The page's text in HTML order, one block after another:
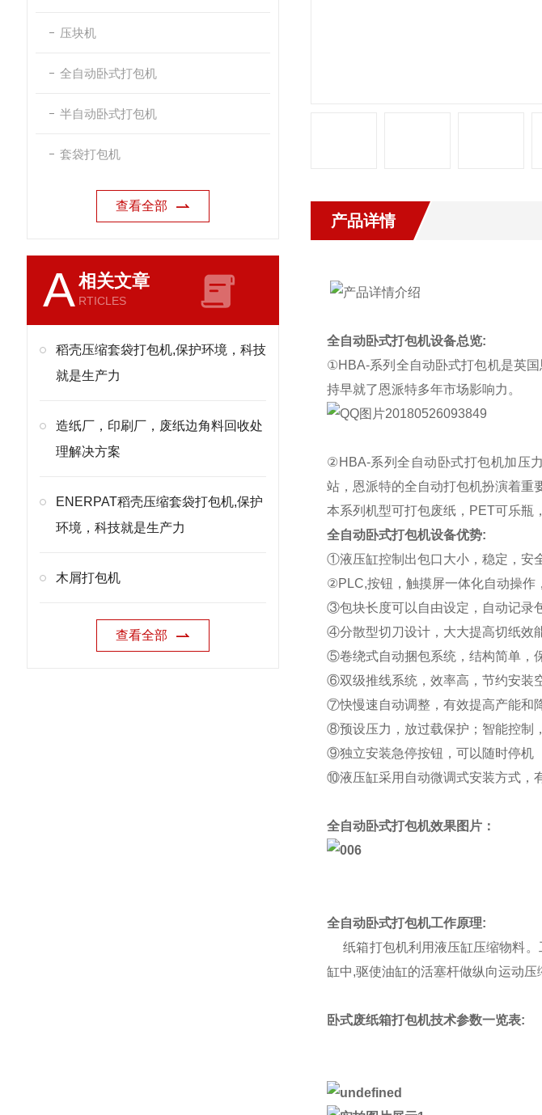
压块机
全自动卧式打包机
半自动卧式打包机
套袋打包机
查看全部
A相关文章
RTICLES
稻壳压缩套袋打包机,保护环境，科技
就是生产力
造纸厂，印刷厂，废纸边角料回收处
理解决方案
ENERPAT稻壳压缩套袋打包机,保护
环境，科技就是生产力
木屑打包机
查看全部
产品详情
全自动卧式打包机设备总览:
①HBA-系列全自动卧式打包机是英
持早就了恩派特多年市场影响力。
②HBA-系列全自动卧式打包机加压
站，恩派特的全自动打包机扮演着重
本系列机型可打包废纸， PET可乐瓶
全自动卧式打包机设备优势:
①液压缸控制出包口大小，稳定，安
②PLC,按钮，触摸屏一体化自动操作
③包块长度可以自由设定，自动记录
④分散型切刀设计，大大提高切纸效
⑤卷绕式自动捆包系统，结构简单，
⑥双级推线系统，效率高，节约安装
⑦快慢速自动调整，有效提高产能和
⑧预设压力，放过载保护；智能控制
⑨独立安装急停按钮，可以随时停机
⑩液压缸采用自动微调式安装方式，
全自动卧式打包机效果图片：
全自动卧式打包机工作原理:
纸箱打包机利用液压缸压缩物料。
缸中,驱使油缸的活塞杆做纵向运动压
卧式废纸箱打包机技术参数一览表: